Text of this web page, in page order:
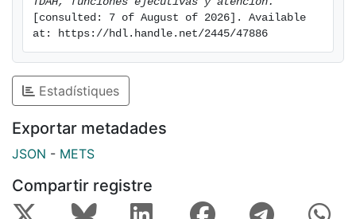
[consulted: 7 of August of 2026]. Available
at: https://hdl.handle.net/2445/47886
Estadístiques
Exportar metadades
JSON - METS
Compartir registre